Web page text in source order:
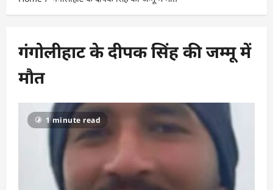
गंगोलीहाट के दीपक सिंह की जम्मू में
मौत
1 minute read